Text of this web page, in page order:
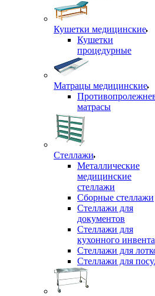
Кушетки медицинские
Кушетки
процедурные
Матрацы медицинские
матрасы
Стеллажи
Металлические
медицинские
стеллажи
Сборные стеллажи
Стеллажи для
документов
Стеллажи для
кухонного
Стеллажи для
Стеллажи для